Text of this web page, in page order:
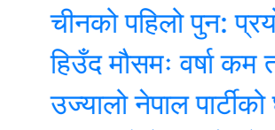
चीनको पहिलो पुन: प्रयोग
हिउँद मौसमः वर्षा कम तर
उज्यालो नेपाल पार्टीको